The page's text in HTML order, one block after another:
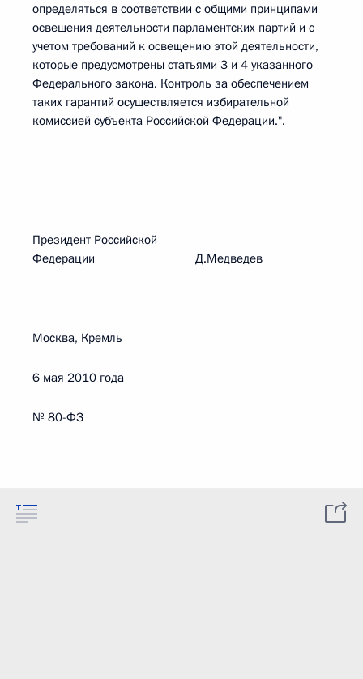
определяться в соответствии с общими принципами
освещения деятельности парламентских партий и с
учетом требований к освещению этой деятельности,
которые предусмотрены статьями 3 и 4 указанного
Федерального закона. Контроль за обеспечением
таких гарантий осуществляется избирательной
комиссией субъекта Российской Федерации.".
Президент Российской
Федерации Д.Медведев
Москва, Кремль
6 мая 2010 года
№ 80-ФЗ